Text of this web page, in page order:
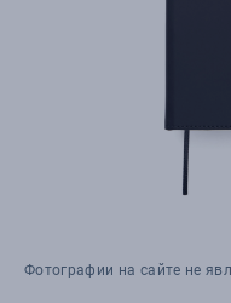
Фотографии на сайте не